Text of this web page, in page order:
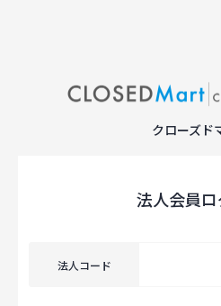
クローズド
法人会員
法人コード